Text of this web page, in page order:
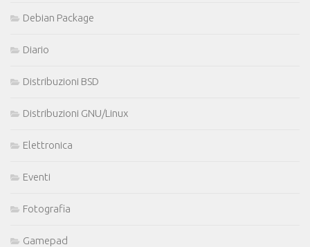
Debian Package
Diario
Distribuzioni BSD
Distribuzioni GNU/Linux
Elettronica
Eventi
Fotografia
Gamepad